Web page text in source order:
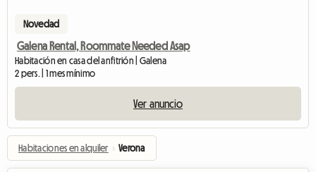
Novedad
Galena Rental, Roommate Needed Asap
Habitación en casa del anfitrión | Galena
2 pers. | 1 mes mínimo
Ver anuncio
Habitaciones en alquiler › Verona